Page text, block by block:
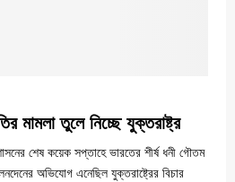
মামলা তুলে নিচ্ছে যুক্তরাষ্ট্র
শেষ কয়েক সপ্তাহে ভারতের শীর্ষ ধনী গৌতম
অভিযোগ এনেছিল যুক্তরাষ্ট্রের বিচার